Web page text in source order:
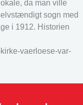
da man ville
sogn med
i 1912. Historien
vaerloese-var-